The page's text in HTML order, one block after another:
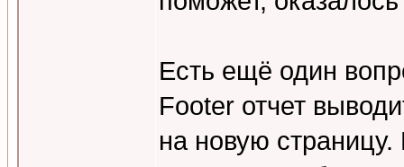
Есть ещё один
Footer отчет
на новую